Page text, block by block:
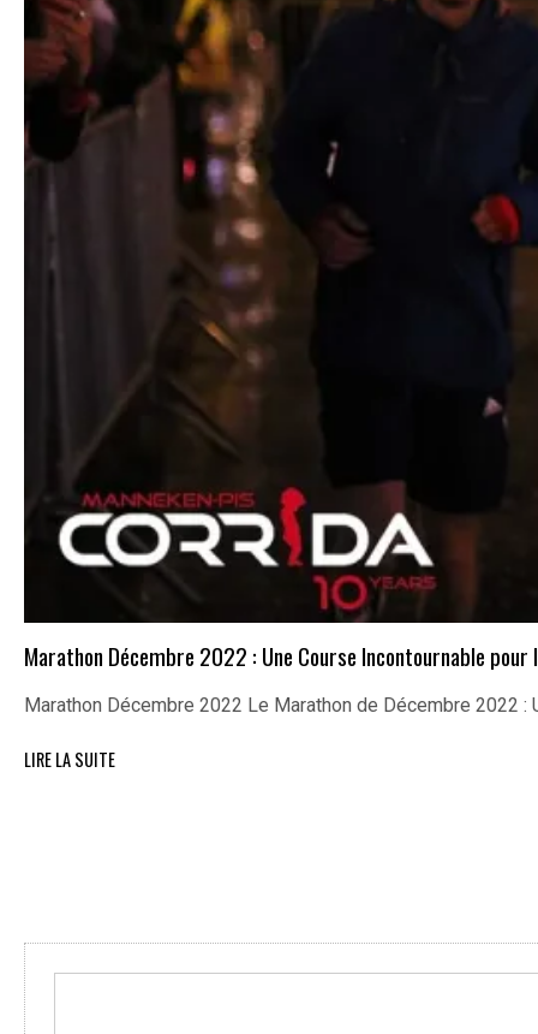
Marathon Décembre 2022 : Une Course Incontournable pour
Marathon Décembre 2022 Le Marathon de Décembre 2022
LIRE LA SUITE